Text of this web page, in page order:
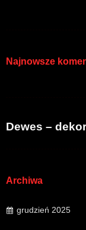
Najnowsze
Dewes –
Archiwa
grudzień 2025